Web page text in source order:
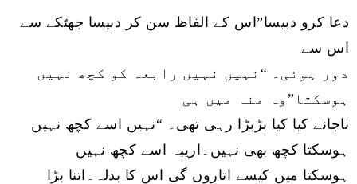
دعا کرو دبیسا”اس کے الفاظ سن کر دبیسا جھٹکے سے
اس سے
دور ہوئی۔ “ نہیں نہیں رابعہ کو کچھ نہیں
ہوسکتا”وہ منہ میں ہی
ناجانے کیا کیا بڑبڑا رہی تھی۔ “نہیں اسے کچھ نہیں
ہوسکتا کچھ بھی نہیں۔اریبہ اسے کچھ نہیں
ہوسکتا میں کیسے اتاروں گی اس کا بدلہ۔اتنا بڑا